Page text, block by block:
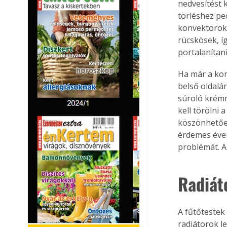
nedvesítést
törléshez
rücskösek,
Ha már a
belső
súroló
kell törölni a
érdemes
problémát.
A fűtőtestek
radiátorok